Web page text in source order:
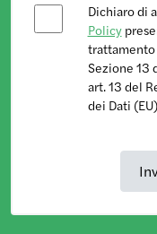
Dichiaro di
Policy
trattamento
Sezione 13
art. 13 del
dei Dati